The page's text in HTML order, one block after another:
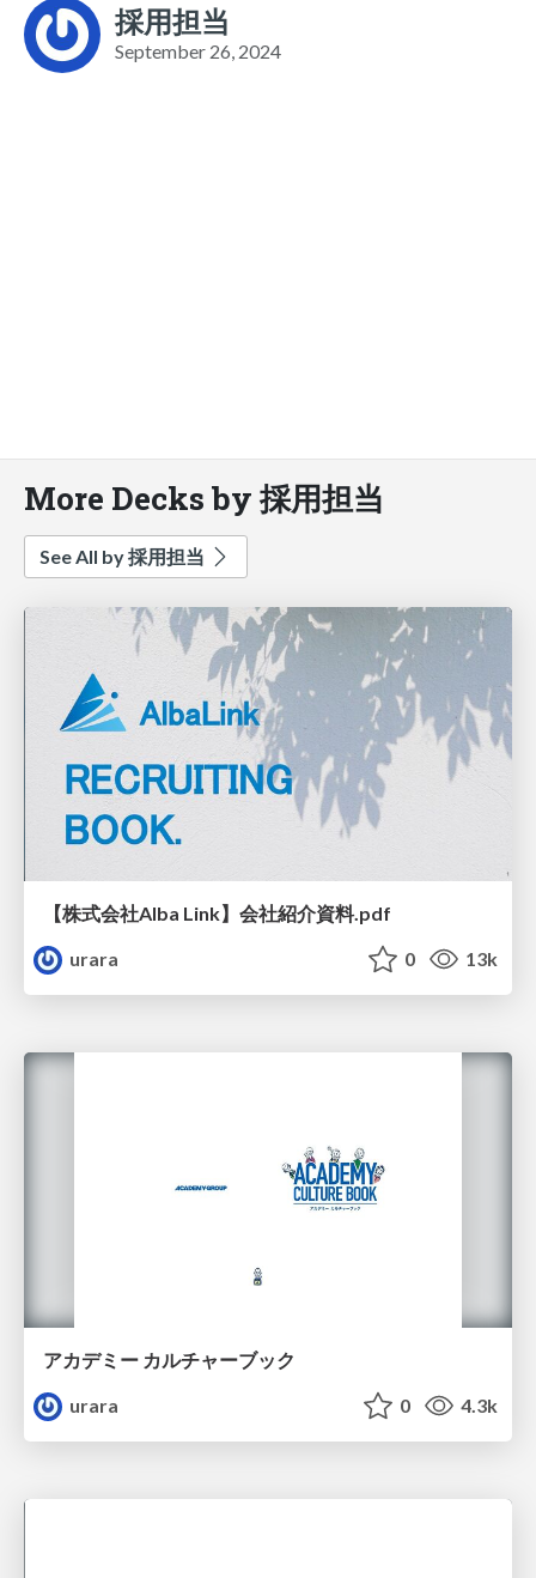
採用担当
September 26, 2024
More Decks by 採用担当
See All by 採用担当
【株式会社Alba Link】会社紹介資料.pdf
urara
0 13k
アカデミー カルチャーブック
urara
0 4.3k